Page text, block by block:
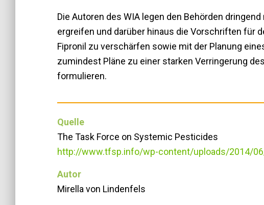
Die Autoren des WIA legen den Behörden
ergreifen und darüber hinaus die Vorschriften für
Fipronil zu verschärfen sowie mit der Planung
zumindest Pläne zu einer starken Verringerung
formulieren.
Quelle
The Task Force on Systemic Pesticides
http://www.tfsp.info/wp-content/uploads/2014/06/
Autor
Mirella von Lindenfels